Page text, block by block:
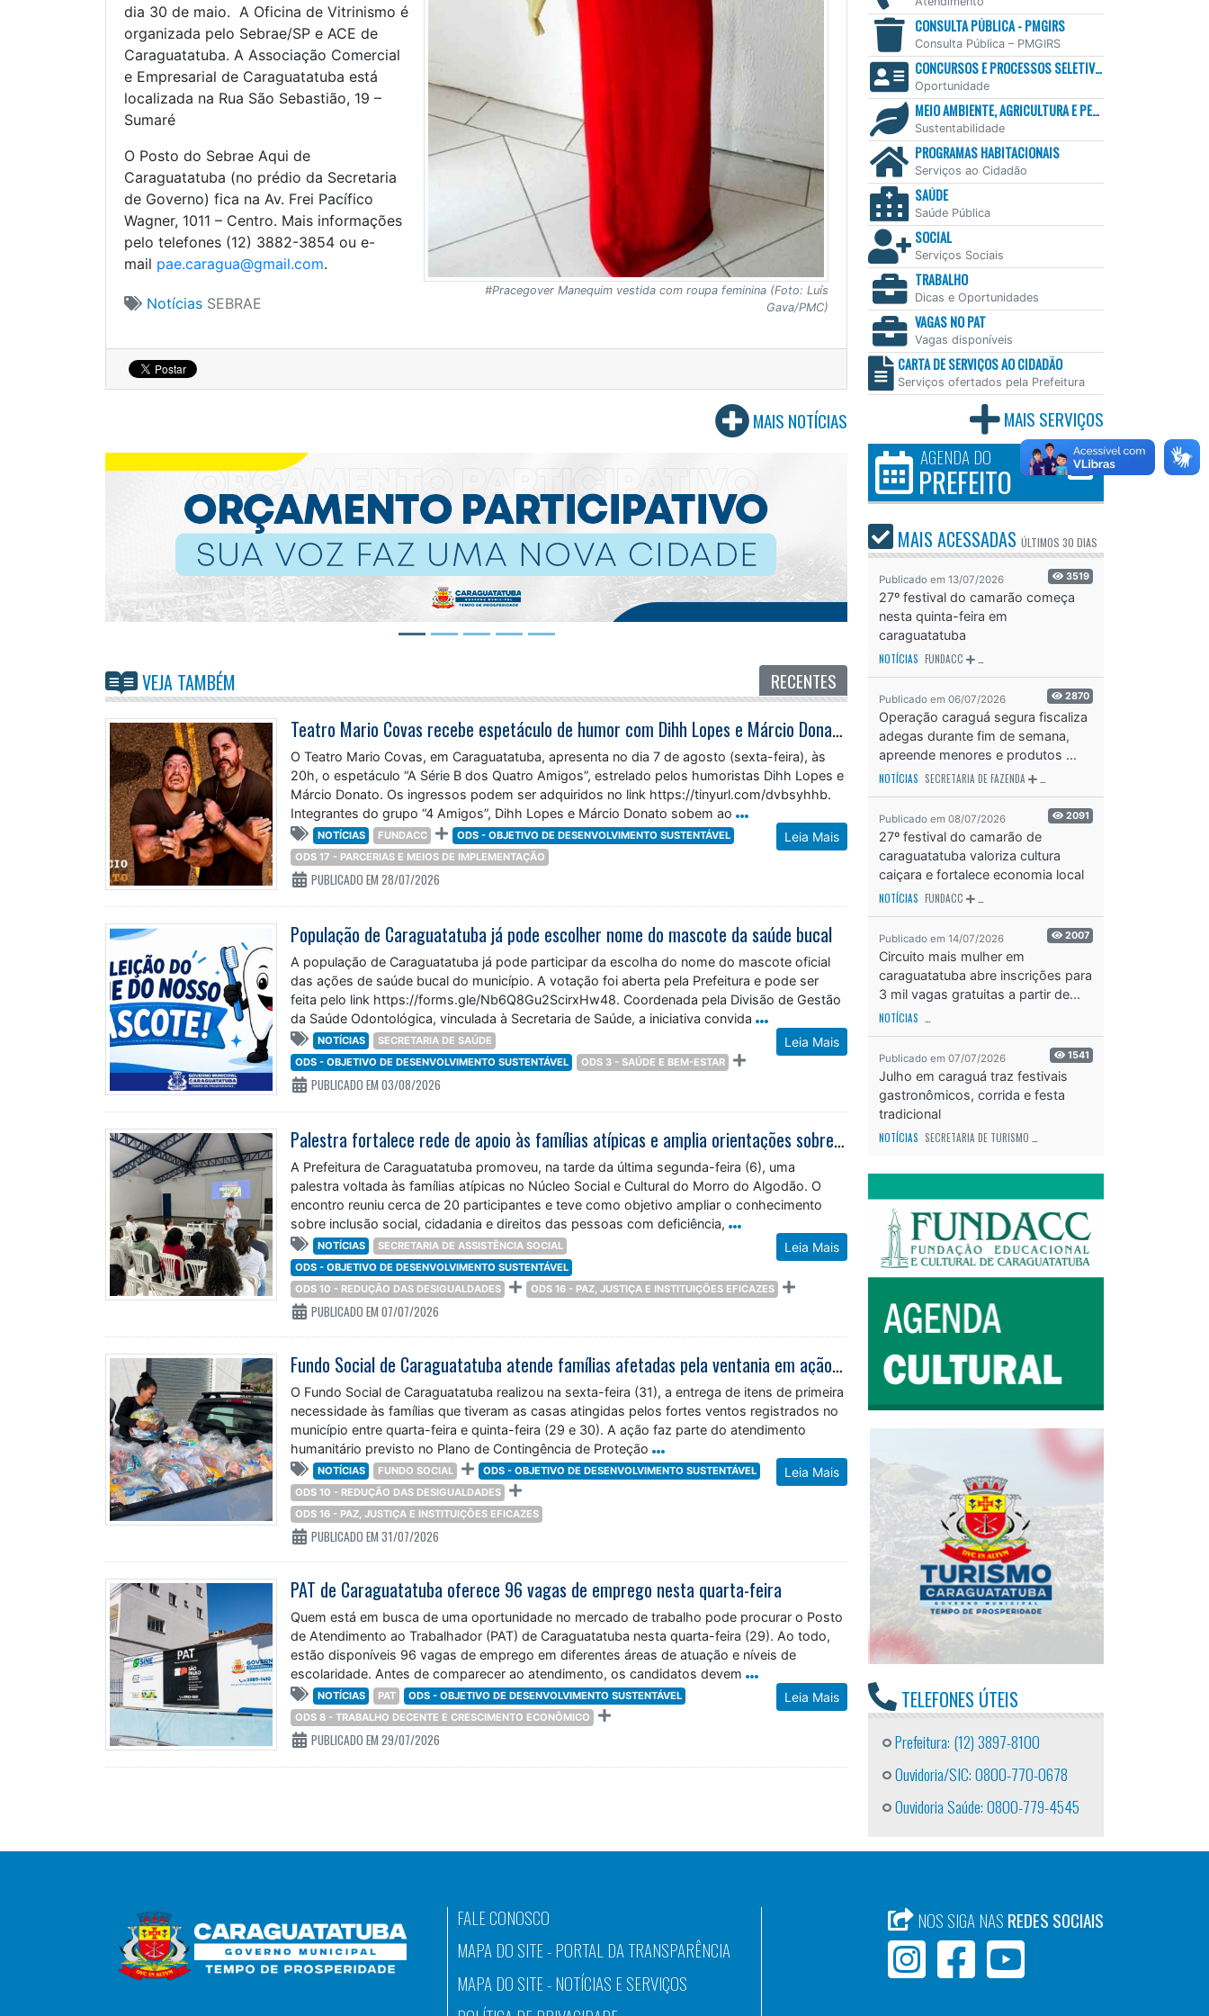
#Pracegover Manequim vestida com roupa feminina (Foto: Luís
Gava/PMC)
dia 30 de maio. A Oficina de Vitrinismo é
organizada pelo Sebrae/SP e ACE de
Caraguatatuba. A Associação Comercial
e Empresarial de Caraguatatuba está
localizada na Rua São Sebastião, 19 –
Sumaré
O Posto do Sebrae Aqui de
Caraguatatuba (no prédio da Secretaria
de Governo) fica na Av. Frei Pacífico
Wagner, 1011 – Centro. Mais informações
pelo telefones (12) 3882-3854 ou e-
mail pae.caragua@gmail.com.
Notícias SEBRAE
MAIS NOTÍCIAS
VEJA TAMBÉM RECENTES
Teatro Mario Covas recebe espetáculo de humor com Dihh Lopes e Márcio Donato; no dia 7 de agosto
O Teatro Mario Covas, em Caraguatatuba, apresenta no dia 7 de agosto (sexta-feira), às
20h, o espetáculo “A Série B dos Quatro Amigos”, estrelado pelos humoristas Dihh Lopes e
Márcio Donato. Os ingressos podem ser adquiridos no link https://tinyurl.com/dvbsyhhb.
Integrantes do grupo “4 Amigos”, Dihh Lopes e Márcio Donato sobem ao
Leia Mais
NOTÍCIAS FUNDACC
ODS - OBJETIVO DE DESENVOLVIMENTO SUSTENTÁVEL
ODS 17 - PARCERIAS E MEIOS DE IMPLEMENTAÇÃO
PUBLICADO EM 28/07/2026
População de Caraguatatuba já pode escolher nome do mascote da saúde bucal
A população de Caraguatatuba já pode participar da escolha do nome do mascote oficial
das ações de saúde bucal do município. A votação foi aberta pela Prefeitura e pode ser
feita pelo link https://forms.gle/Nb6Q8Gu2ScirxHw48. Coordenada pela Divisão de Gestão
da Saúde Odontológica, vinculada à Secretaria de Saúde, a iniciativa convida
Leia Mais
NOTÍCIAS
SECRETARIA DE SAÚDE
ODS - OBJETIVO DE DESENVOLVIMENTO SUSTENTÁVEL
ODS 3 - SAÚDE E BEM-ESTAR
PUBLICADO EM 03/08/2026
Palestra fortalece rede de apoio às famílias atípicas e amplia orientações sobre direitos em Caraguatatuba
A Prefeitura de Caraguatatuba promoveu, na tarde da última segunda-feira (6), uma
palestra voltada às famílias atípicas no Núcleo Social e Cultural do Morro do Algodão. O
encontro reuniu cerca de 20 participantes e teve como objetivo ampliar o conhecimento
sobre inclusão social, cidadania e direitos das pessoas com deficiência,
Leia Mais
NOTÍCIAS
SECRETARIA DE ASSISTÊNCIA SOCIAL
ODS - OBJETIVO DE DESENVOLVIMENTO SUSTENTÁVEL
ODS 10 - REDUÇÃO DAS DESIGUALDADES
ODS 16 - PAZ, JUSTIÇA E INSTITUIÇÕES EFICAZES
PUBLICADO EM 07/07/2026
Fundo Social de Caraguatatuba atende famílias afetadas pela ventania em ação integrada do Plancon
O Fundo Social de Caraguatatuba realizou na sexta-feira (31), a entrega de itens de primeira
necessidade às famílias que tiveram as casas atingidas pelos fortes ventos registrados no
município entre quarta-feira e quinta-feira (29 e 30). A ação faz parte do atendimento
humanitário previsto no Plano de Contingência de Proteção
Leia Mais
NOTÍCIAS FUNDO SOCIAL
ODS - OBJETIVO DE DESENVOLVIMENTO SUSTENTÁVEL
ODS 10 - REDUÇÃO DAS DESIGUALDADES
ODS 16 - PAZ, JUSTIÇA E INSTITUIÇÕES EFICAZES
PUBLICADO EM 31/07/2026
PAT de Caraguatatuba oferece 96 vagas de emprego nesta quarta-feira
Quem está em busca de uma oportunidade no mercado de trabalho pode procurar o Posto
de Atendimento ao Trabalhador (PAT) de Caraguatatuba nesta quarta-feira (29). Ao todo,
estão disponíveis 96 vagas de emprego em diferentes áreas de atuação e níveis de
escolaridade. Antes de comparecer ao atendimento, os candidatos devem
Leia Mais
NOTÍCIAS PAT
ODS - OBJETIVO DE DESENVOLVIMENTO SUSTENTÁVEL
ODS 8 - TRABALHO DECENTE E CRESCIMENTO ECONÔMICO
PUBLICADO EM 29/07/2026
CONSULTA PÚBLICA - PMGIRS
Consulta Pública – PMGIRS
CONCURSOS E PROCESSOS SELETIVOS
Oportunidade
MEIO AMBIENTE, AGRICULTURA E PESCA
Sustentabilidade
PROGRAMAS HABITACIONAIS
Serviços ao Cidadão
SAÚDE
Saúde Pública
SOCIAL
Serviços Sociais
TRABALHO
Dicas e Oportunidades
VAGAS NO PAT
Vagas disponíveis
CARTA DE SERVIÇOS AO CIDADÃO
Serviços ofertados pela Prefeitura
MAIS SERVIÇOS
AGENDA DO
PREFEITO
MAIS ACESSADAS ÚLTIMOS 30 DIAS
Publicado em 13/07/2026 3519
27º festival do camarão começa
nesta quinta-feira em
caraguatatuba
NOTÍCIAS FUNDACC
Publicado em 06/07/2026 2870
Operação caraguá segura fiscaliza
adegas durante fim de semana,
apreende menores e produtos ...
NOTÍCIAS SECRETARIA DE FAZENDA
Publicado em 08/07/2026 2091
27º festival do camarão de
caraguatatuba valoriza cultura
caiçara e fortalece economia local
NOTÍCIAS FUNDACC
Publicado em 14/07/2026 2007
Circuito mais mulher em
caraguatatuba abre inscrições para
3 mil vagas gratuitas a partir de...
NOTÍCIAS
Publicado em 07/07/2026 1541
Julho em caraguá traz festivais
gastronômicos, corrida e festa
tradicional
NOTÍCIAS SECRETARIA DE TURISMO
TELEFONES ÚTEIS
Prefeitura: (12) 3897-8100
Ouvidoria/SIC: 0800-770-0678
Ouvidoria Saúde: 0800-779-4545
FALE CONOSCO
MAPA DO SITE - PORTAL DA TRANSPARÊNCIA
MAPA DO SITE - NOTÍCIAS E SERVIÇOS
NOS SIGA NAS REDES SOCIAIS